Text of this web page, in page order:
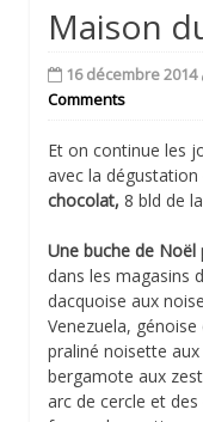
Maison
16 décembre 2014
Comments
Et on continue les
avec la
chocolat, 8 bld de
Une buche de Noël
dans les magasins
dacquoise aux
Venezuela,
praliné noisette
bergamote aux
arc de cercle et